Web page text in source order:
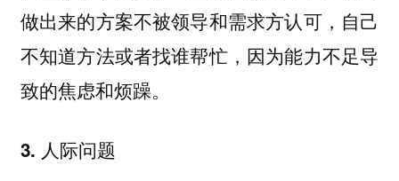
做出来的方案不被领导和需求方认可，自己
不知道方法或者找谁帮忙，因为能力不足导
致的焦虑和烦躁。
3. 人际问题